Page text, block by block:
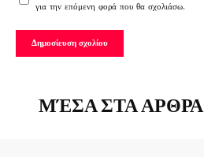
για την επόμενη φορά που θα σχολιάσω.
ΜΈΣΑ ΣΤΑ ΑΡΘΡΑ